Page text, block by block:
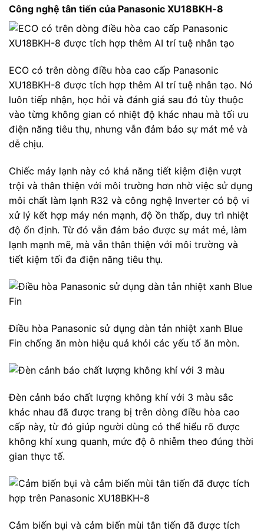
Công nghệ tân tiến của Panasonic XU18BKH-8
ECO có trên dòng điều hòa cao cấp Panasonic
XU18BKH-8 được tích hợp thêm AI trí tuệ nhân tạo. Nó
luôn tiếp nhận, học hỏi và đánh giá sau đó tùy thuộc
vào từng không gian có nhiệt độ khác nhau mà tối ưu
điện năng tiêu thụ, nhưng vẫn đảm bảo sự mát mẻ và
dễ chịu.
Chiếc máy lạnh này có khả năng tiết kiệm điện vượt
trội và thân thiện với môi trường hơn nhờ việc sử dụng
môi chất làm lạnh R32 và công nghệ Inverter có bộ vi
xử lý kết hợp máy nén mạnh, độ ồn thấp, duy trì nhiệt
độ ổn định. Từ đó vẫn đảm bảo được sự mát mẻ, làm
lạnh mạnh mẽ, mà vẫn thân thiện với môi trường và
tiết kiệm tối đa điện năng tiêu thụ.
Điều hòa Panasonic sử dụng dàn tản nhiệt xanh Blue
Fin chống ăn mòn hiệu quả khỏi các yếu tố ăn mòn.
Đèn cảnh báo chất lượng không khí với 3 màu sắc
khác nhau đã được trang bị trên dòng điều hòa cao
cấp này, từ đó giúp người dùng có thể hiểu rõ được
không khí xung quanh, mức độ ô nhiễm theo đúng thời
gian thực tế.
Cảm biến bụi và cảm biến mùi tân tiến đã được tích